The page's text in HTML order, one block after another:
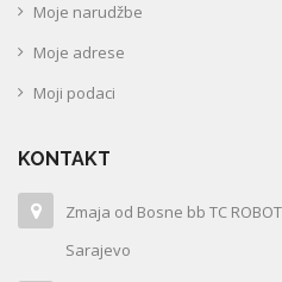
Moje narudžbe
Moje adrese
Moji podaci
KONTAKT
Zmaja od Bosne bb TC
Sarajevo